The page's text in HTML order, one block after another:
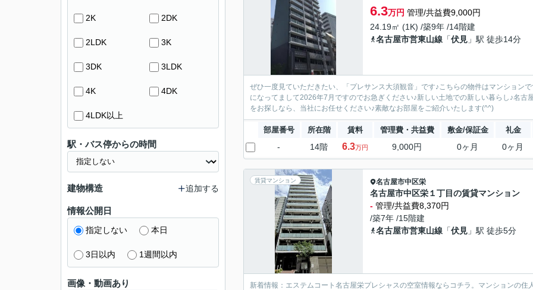
6.3万円 管理/共益費9,000円
24.19㎡ (1K) /築9年 /14階建
名古屋市営東山線 「伏見 」駅 徒歩14分
ぜひ一度見ていただきたい、「プレサンス大須観音」です♪こちらの物件はマンション
になってまして2026年7月ですのでお急ぎください♪新しい土地での新しい暮らし♪名
をお探しなら、当社にお任せください♪素敵なお部屋をご紹介いたします(^^)
部屋番号 所在階 賃料 管理費・共益費 敷金/保証金 礼金
- 14階 6.3万円 9,000円 0ヶ月 0ヶ月
賃貸マンション 名古屋市中区栄
名古屋市中区栄１丁目の賃貸マンション
- 管理/共益費8,370円
/築7年 /15階建
名古屋市営東山線 「伏見 」駅 徒歩5分
新着情報：エステムコート名古屋栄プレシャスの空室情報ならコチラ。マンションの
2K 2DK
2LDK 3K
3DK 3LDK
4K 4DK
4LDK以上
駅・バス停からの時間
建物構造 追加する
情報公開日
指定しない 本日
3日以内 1週間以内
画像・動画あり